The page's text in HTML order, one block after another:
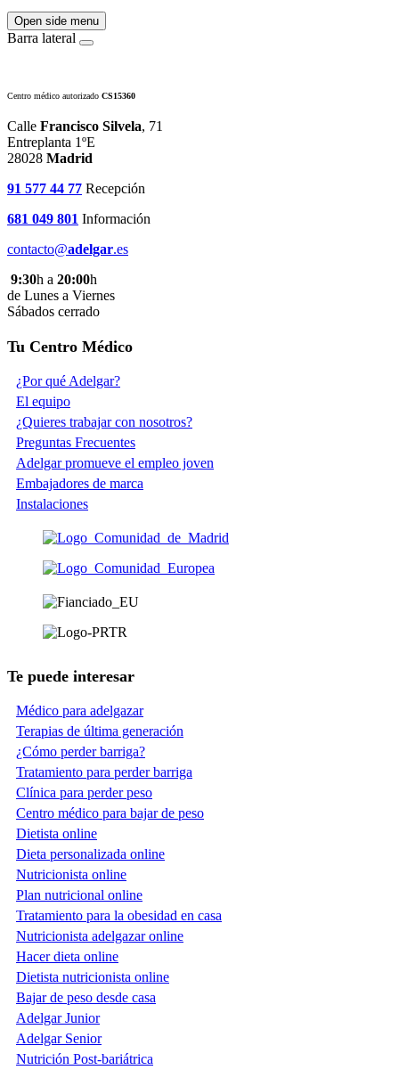
Open side menu
Barra lateral
Centro médico autorizado CS15360
Calle Francisco Silvela, 71
Entreplanta 1ºE
28028 Madrid
91 577 44 77 Recepción
681 049 801 Información
contacto@adelgar.es
9:30h a 20:00h
de Lunes a Viernes
Sábados cerrado
Tu Centro Médico
¿Por qué Adelgar?
El equipo
¿Quieres trabajar con nosotros?
Preguntas Frecuentes
Adelgar promueve el empleo joven
Embajadores de marca
Instalaciones
Te puede interesar
Médico para adelgazar
Terapias de última generación
¿Cómo perder barriga?
Tratamiento para perder barriga
Clínica para perder peso
Centro médico para bajar de peso
Dietista online
Dieta personalizada online
Nutricionista online
Plan nutricional online
Tratamiento para la obesidad en casa
Nutricionista adelgazar online
Hacer dieta online
Dietista nutricionista online
Bajar de peso desde casa
Adelgar Junior
Adelgar Senior
Nutrición Post-bariátrica